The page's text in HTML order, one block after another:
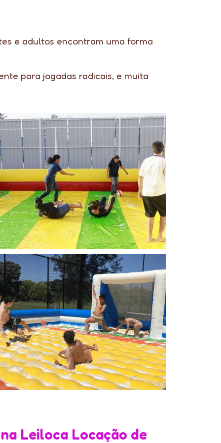
e adultos encontram uma forma
para jogadas radicais, e muita
na Leiloca Locação de